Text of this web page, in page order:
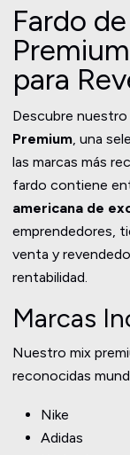
Fardo
para
Descubre
Premium, una
las marcas más
fardo contiene
americana de
emprendedores,
venta y
rentabilidad.
Marcas
Nuestro mix
reconocidas
Nike
Adidas